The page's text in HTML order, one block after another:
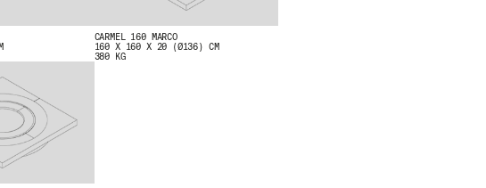
CARMEL 160 MARCO
160 X 160 X 20 (Ø136) CM
380 KG
1886 S.A.